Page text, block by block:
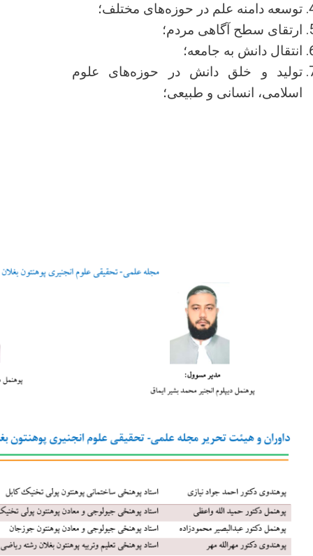
توسعه دامنه علم در حوزه‌های مختلف؛
ارتقای سطح آگاهی مردم؛
انتقال دانش به جامعه؛
تولید و خلق دانش در حوزه‌های علوم
اسلامی، انسانی و طبیعی؛